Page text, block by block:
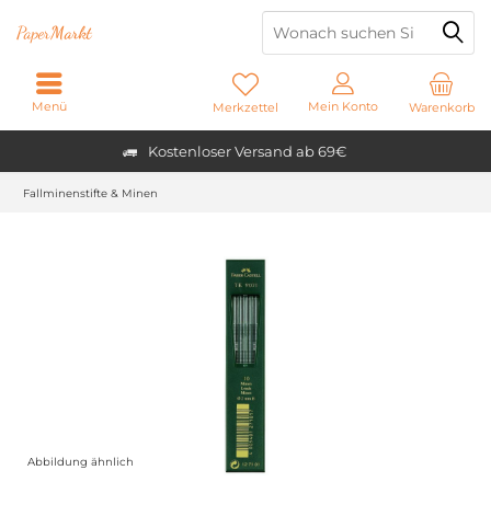
Kostenloser Versand ab 69€
PaperMarkt
Warenkorb
Merkzettel Mein Konto
Menü
Fallminenstifte & Minen
Abbildung ähnlich